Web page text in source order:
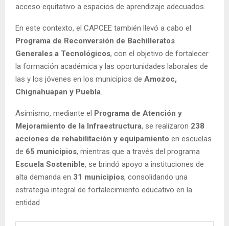
acceso equitativo a espacios de aprendizaje adecuados.
En este contexto, el CAPCEE también llevó a cabo el
Programa de Reconversión de Bachilleratos
Generales a Tecnológicos, con el objetivo de fortalecer
la formación académica y las oportunidades laborales de
las y los jóvenes en los municipios de Amozoc,
Chignahuapan y Puebla.
Asimismo, mediante el Programa de Atención y
Mejoramiento de la Infraestructura, se realizaron 238
acciones de rehabilitación y equipamiento en escuelas
de 65 municipios, mientras que a través del programa
Escuela Sostenible, se brindó apoyo a instituciones de
alta demanda en 31 municipios, consolidando una
estrategia integral de fortalecimiento educativo en la
entidad